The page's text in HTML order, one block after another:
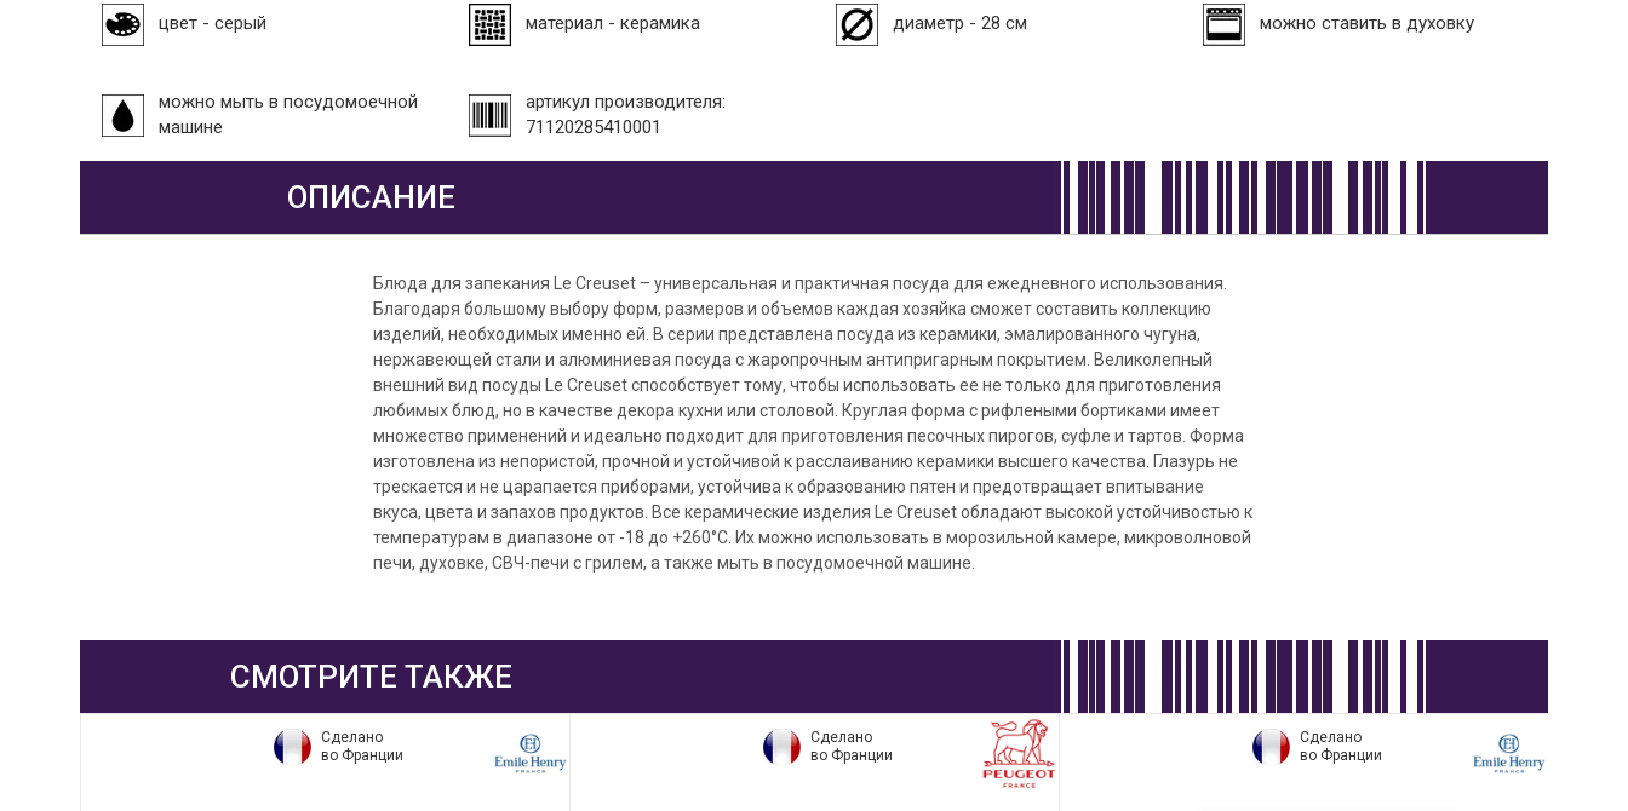
цвет - серый материал - керамика диаметр - 28 см можно ставить в духовку
можно мыть в посудомоечной
машине
артикул производителя:
71120285410001
ОПИСАНИЕ
Блюда для запекания Le Creuset – универсальная и практичная посуда для ежедневного использования.
Благодаря большому выбору форм, размеров и объемов каждая хозяйка сможет составить коллекцию
изделий, необходимых именно ей. В серии представлена посуда из керамики, эмалированного чугуна,
нержавеющей стали и алюминиевая посуда с жаропрочным антипригарным покрытием. Великолепный
внешний вид посуды Le Creuset способствует тому, чтобы использовать ее не только для приготовления
любимых блюд, но в качестве декора кухни или столовой. Круглая форма с рифлеными бортиками имеет
множество применений и идеально подходит для приготовления песочных пирогов, суфле и тартов. Форма
изготовлена из непористой, прочной и устойчивой к расслаиванию керамики высшего качества. Глазурь не
трескается и не царапается приборами, устойчива к образованию пятен и предотвращает впитывание
вкуса, цвета и запахов продуктов. Все керамические изделия Le Creuset обладают высокой устойчивостью к
температурам в диапазоне от -18 до +260°C. Их можно использовать в морозильной камере, микроволновой
печи, духовке, СВЧ-печи с грилем, а также мыть в посудомоечной машине.
СМОТРИТЕ ТАКЖЕ
Сделано
во Франции
Сделано
во Франции
Сделано
во Франции